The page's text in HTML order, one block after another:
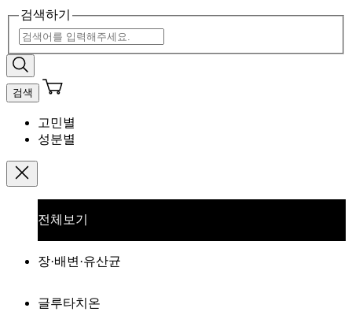
검색하기
검색
고민별
성분별
전체보기
장·배변·유산균
글루타치온